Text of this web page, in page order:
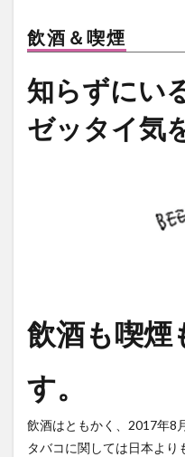
飲酒＆喫煙
知らずにい
ゼッタイ気
飲酒も喫煙
す。
飲酒はともかく、2017年8
タバコに関しては日本よ